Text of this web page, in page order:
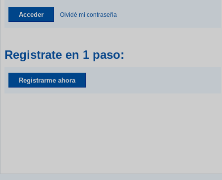
Acceder Olvidé mi contraseña
Registrate en 1 paso:
Registrarme ahora